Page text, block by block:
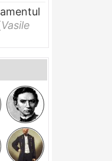
Vasile